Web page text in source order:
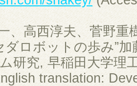
、高西淳夫、菅野重
ダロボットの歩み”
研究, 早稲田大学理
translation: